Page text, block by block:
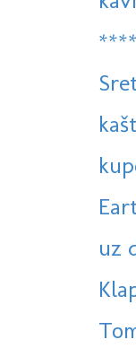
uz